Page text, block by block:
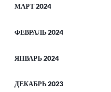
МАРТ 2024
ФЕВРАЛЬ 2024
ЯНВАРЬ 2024
ДЕКАБРЬ 2023